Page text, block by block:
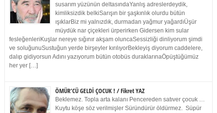
susarım yüzünün deltasındaYanlış adreslerdeydik,
kimliksizdik belkiSarışın bir şaşkınlık olurdu bütün
ışıklarBiz mi yalnızdık, durmadan yağmur yağardıÜşür
müydük nar çiçekleri ürperirken Gidersen kim sular
fesleğenleriKuşlar nereye sığınır akşam oluncaSessizliği dinliyorum şimdi
ve soluğunuSustuğun yerde birşeyler kırılıyorBekleyiş diyorum caddelere,
dalıp gidiyorsun Adını yazıyorum bütün otobüs duraklarınaÖpüştüğümüz
her yer […]
ÖMÜR’CÜ GELDİ ÇOCUK ! / Fikret YAZ
Beklemez. Topla arta kalanı Pencereden satıver çocuk …
Kuytu köşe söz verilmişler Süründürür öldürmez. Süpür